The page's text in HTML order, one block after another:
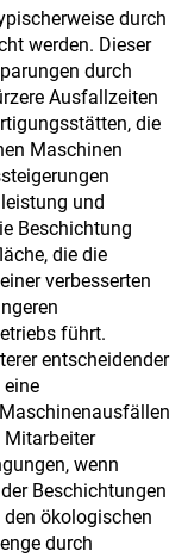
durch
werden. Dieser
durch
Ausfallzeiten
die
Maschinen
und
Beschichtung
die die
verbesserten
führt.
entscheidender
Mitarbeiter
wenn
Beschichtungen
ökologischen
durch